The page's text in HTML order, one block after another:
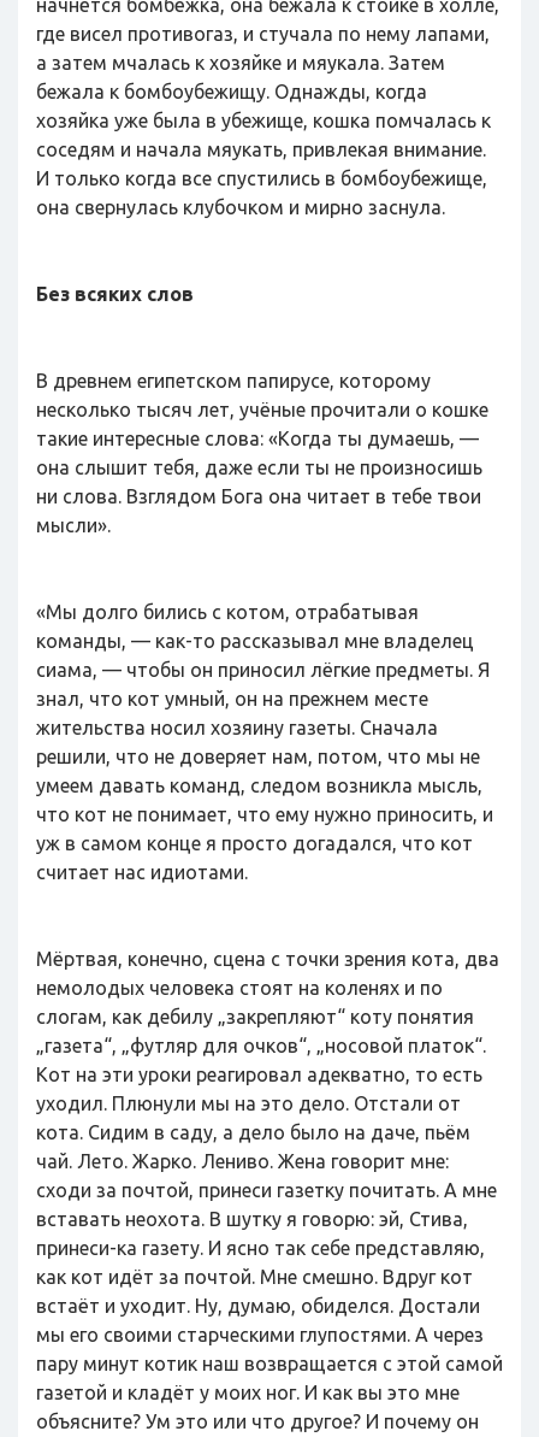
начнётся бомбёжка, она бежала к стойке в холле,
где висел противогаз, и стучала по нему лапами,
а затем мчалась к хозяйке и мяукала. Затем
бежала к бомбоубежищу. Однажды, когда
хозяйка уже была в убежище, кошка помчалась к
соседям и начала мяукать, привлекая внимание.
И только когда все спустились в бомбоубежище,
она свернулась клубочком и мирно заснула.
Без всяких слов
В древнем египетском папирусе, которому
несколько тысяч лет, учёные прочитали о кошке
такие интересные слова: «Когда ты думаешь, —
она слышит тебя, даже если ты не произносишь
ни слова. Взглядом Бога она читает в тебе твои
мысли».
«Мы долго бились с котом, отрабатывая
команды, — как-то рассказывал мне владелец
сиама, — чтобы он приносил лёгкие предметы. Я
знал, что кот умный, он на прежнем месте
жительства носил хозяину газеты. Сначала
решили, что не доверяет нам, потом, что мы не
умеем давать команд, следом возникла мысль,
что кот не понимает, что ему нужно приносить, и
уж в самом конце я просто догадался, что кот
считает нас идиотами.
Мёртвая, конечно, сцена с точки зрения кота, два
немолодых человека стоят на коленях и по
слогам, как дебилу „закрепляют“ коту понятия
„газета“, „футляр для очков“, „носовой платок“.
Кот на эти уроки реагировал адекватно, то есть
уходил. Плюнули мы на это дело. Отстали от
кота. Сидим в саду, а дело было на даче, пьём
чай. Лето. Жарко. Лениво. Жена говорит мне:
сходи за почтой, принеси газетку почитать. А мне
вставать неохота. В шутку я говорю: эй, Стива,
принеси-ка газету. И ясно так себе представляю,
как кот идёт за почтой. Мне смешно. Вдруг кот
встаёт и уходит. Ну, думаю, обиделся. Достали
мы его своими старческими глупостями. А через
пару минут котик наш возвращается с этой самой
газетой и кладёт у моих ног. И как вы это мне
объясните? Ум это или что другое? И почему он